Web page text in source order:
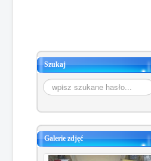
Szukaj
Szukaj...
Galerie zdjęć